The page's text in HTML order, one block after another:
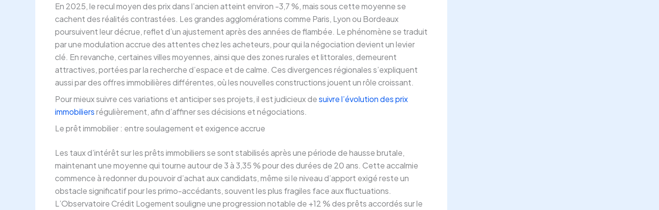
En 2025, le recul moyen des prix dans l’ancien atteint environ -3,7 %, mais sous cette moyenne se
cachent des réalités contrastées. Les grandes agglomérations comme Paris, Lyon ou Bordeaux
poursuivent leur décrue, reflet d’un ajustement après des années de flambée. Le phénomène se traduit
par une modulation accrue des attentes chez les acheteurs, pour qui la négociation devient un levier
clé. En revanche, certaines villes moyennes, ainsi que des zones rurales et littorales, demeurent
attractives, portées par la recherche d’espace et de calme. Ces divergences régionales s’expliquent
aussi par des offres immobilières différentes, où les nouvelles constructions jouent un rôle croissant.
Pour mieux suivre ces variations et anticiper ses projets, il est judicieux desuivre l’évolution des prix
immobiliersrégulièrement, afin d’affiner ses décisions et négociations.
Le prêt immobilier : entre soulagement et exigence accrue
Les taux d’intérêt sur les prêts immobiliers se sont stabilisés après une période de hausse brutale,
maintenant une moyenne qui tourne autour de 3 à 3,35 % pour des durées de 20 ans. Cette accalmie
commence à redonner du pouvoir d’achat aux candidats, même si le niveau d’apport exigé reste un
obstacle significatif pour les primo-accédants, souvent les plus fragiles face aux fluctuations.
L’Observatoire Crédit Logement souligne une progression notable de +12 % des prêts accordés sur le